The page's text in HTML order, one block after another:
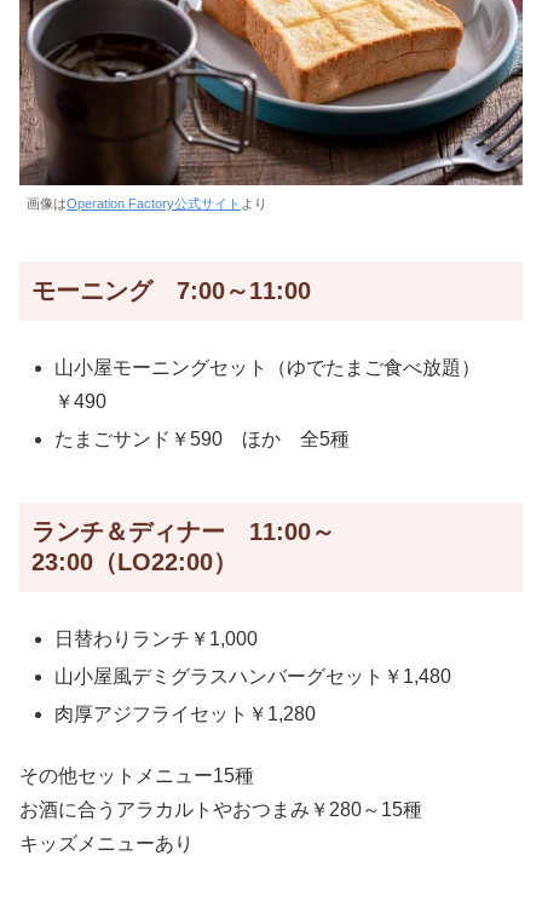
画像はOperation Factory公式サイト より
モーニング 7:00～11:00
山小屋モーニングセット（ゆでたまご食べ放題）
￥490
たまごサンド￥590 ほか 全5種
ランチ＆ディナー 11:00～
23:00（LO22:00）
日替わりランチ￥1,000
山小屋風デミグラスハンバーグセット￥1,480
肉厚アジフライセット￥1,280
その他セットメニュー15種
お酒に合うアラカルトやおつまみ￥280～15種
キッズメニューあり